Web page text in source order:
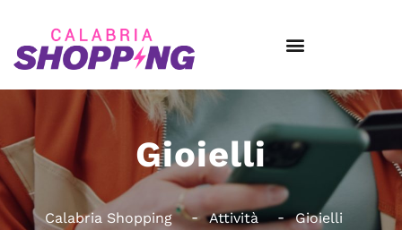
Gioielli
Calabria Shopping Attività Gioielli